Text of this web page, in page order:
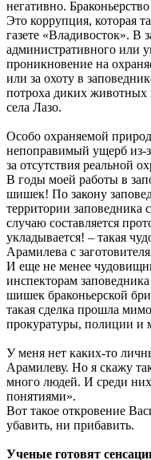
негативно.
Это коррупция, которая
газете «Владивосток». В
административного или
проникновение на
или за охоту в
потроха диких животных
села Лазо.
Особо охраняемой
непоправимый ущерб из-
за отсутствия реальной
В годы моей работы в
шишек! По закону
территории заповедника
случаю составляется
укладывается! – такая
Арамилева с
И еще не менее
инспекторам
шишек браконьерской
такая сделка прошла
прокуратуры, полиции и
У меня нет каких-то
Арамилеву. Но я скажу
много людей. И среди
понятиями».
Вот такое откровение
убавить, ни прибавить.
Ученые готовят